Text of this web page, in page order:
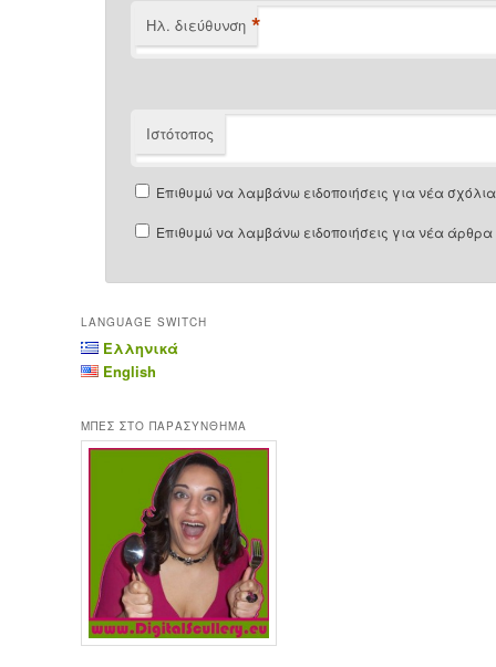
Ηλ. διεύθυνση *
Ιστότοπος
Επιθυμώ να λαμβάνω ειδοποιήσεις για νέα
Επιθυμώ να λαμβάνω ειδοποιήσεις για νέα
LANGUAGE SWITCH
Ελληνικά
English
ΜΠΕΣ ΣΤΟ ΠΑΡΑΣΥΝΘΗΜΑ